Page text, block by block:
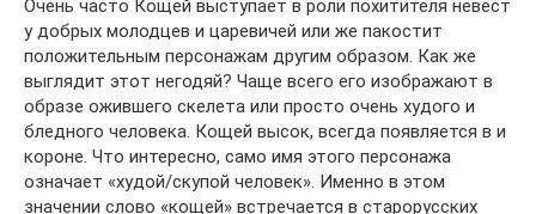
Очень часто Кощей выступает в роли похитителя невест
у добрых молодцев и царевичей или же пакостит
положительным персонажам другим образом. Как же
выглядит этот негодяй? Чаще всего его изображают в
образе ожившего скелета или просто очень худого и
бледного человека. Кощей высок, всегда появляется в и
короне. Что интересно, само имя этого персонажа
означает «худой/скупой человек». Именно в этом
значении слово «кощей» встречается в старорусских